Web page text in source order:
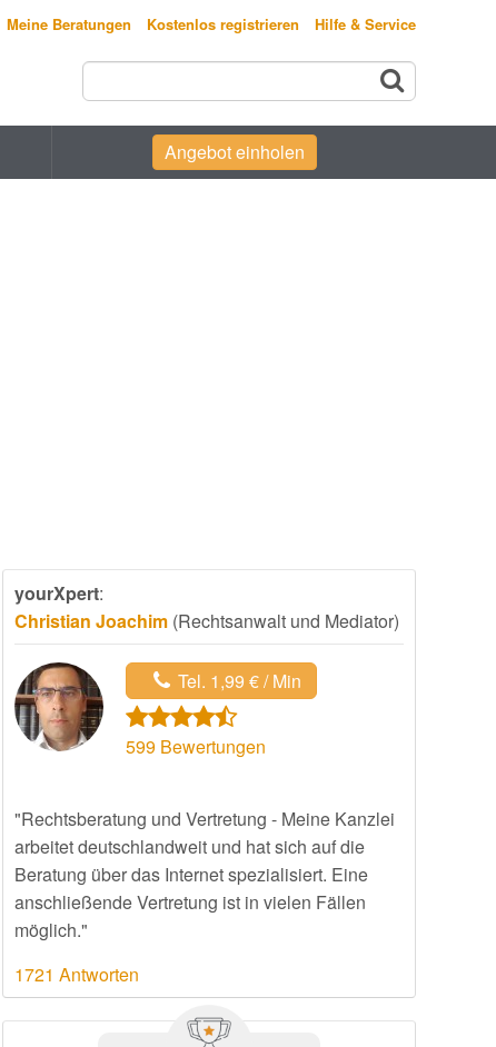
Meine Beratungen Kostenlos registrieren Hilfe & Service
Angebot einholen
yourXpert:
Christian Joachim (Rechtsanwalt und Mediator)
Tel. 1,99 € / Min
599 Bewertungen
"Rechtsberatung und Vertretung - Meine Kanzlei
arbeitet deutschlandweit und hat sich auf die
Beratung über das Internet spezialisiert. Eine
anschließende Vertretung ist in vielen Fällen
möglich."
1721 Antworten